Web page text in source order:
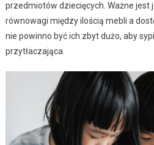
przedmiotów dziecięcych. Ważne jest
równowagi między ilością mebli a
nie powinno być ich zbyt dużo, aby
przytłaczająca.